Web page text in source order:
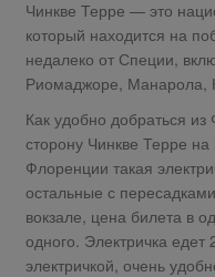
Чинкве Терре — это
который находится на
недалеко от Специи,
Риомаджоре, Манарола,
Как удобно добраться
сторону Чинкве Терре
Флоренции такая
остальные с
вокзале, цена билета в
одного. Электричка
электричкой, очень